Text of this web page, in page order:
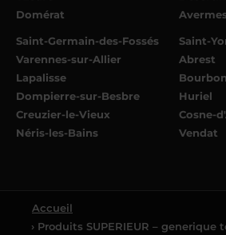
Domérat
Saint-Germain-des-Fossés
Varennes-sur-Allier
Lapalisse
Dompierre-sur-Besbre
Creuzier-le-Vieux
Néris-les-Bains
Saint-
Abrest
Huriel
Cosne-
Vendat
Accueil
› Produits SUPERIEUR – generique